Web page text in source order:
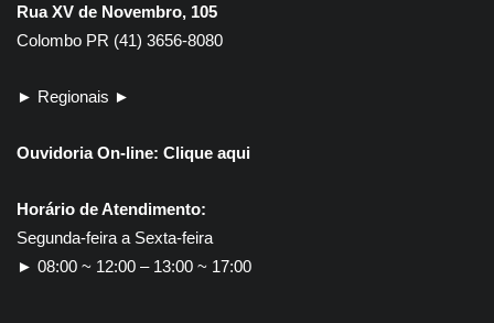
Rua XV de Novembro, 105
Colombo PR (41) 3656-8080
► Regionais ►
Ouvidoria On-line: Clique aqui
Horário de Atendimento:
Segunda-feira a Sexta-feira
► 08:00 ~ 12:00 – 13:00 ~ 17:00